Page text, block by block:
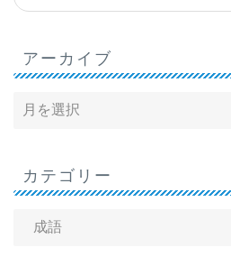
アーカイブ
カテゴリー